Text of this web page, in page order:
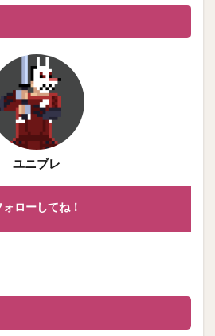
ユニブレ
ォローしてね！